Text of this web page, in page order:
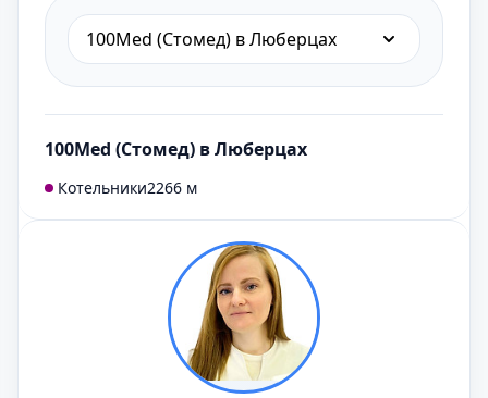
100Med (Стомед) в Люберцах
100Med (Стомед) в Люберцах
Котельники2266 м